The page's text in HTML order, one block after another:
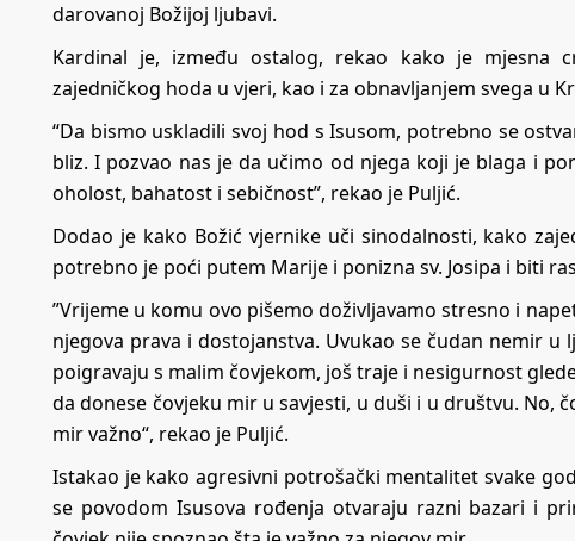
darovanoj Božijoj ljubavi.
Kardinal je, između ostalog, rekao kako je mjesna
zajedničkog hoda u vjeri, kao i za obnavljanjem svega u
“Da bismo uskladili svoj hod s Isusom, potrebno se
bliz. I pozvao nas je da učimo od njega koji je blaga i
oholost, bahatost i sebičnost”, rekao je Puljić.
Dodao je kako Božić vjernike uči sinodalnosti, kako
potrebno je poći putem Marije i ponizna sv. Josipa i biti
”Vrijeme u komu ovo pišemo doživljavamo stresno i
njegova prava i dostojanstva. Uvukao se čudan nemir
poigravaju s malim čovjekom, još traje i nesigurnost
da donese čovjeku mir u savjesti, u duši i u društvu. No,
mir važno“, rekao je Puljić.
Istakao je kako agresivni potrošački mentalitet svake
se povodom Isusova rođenja otvaraju razni bazari i